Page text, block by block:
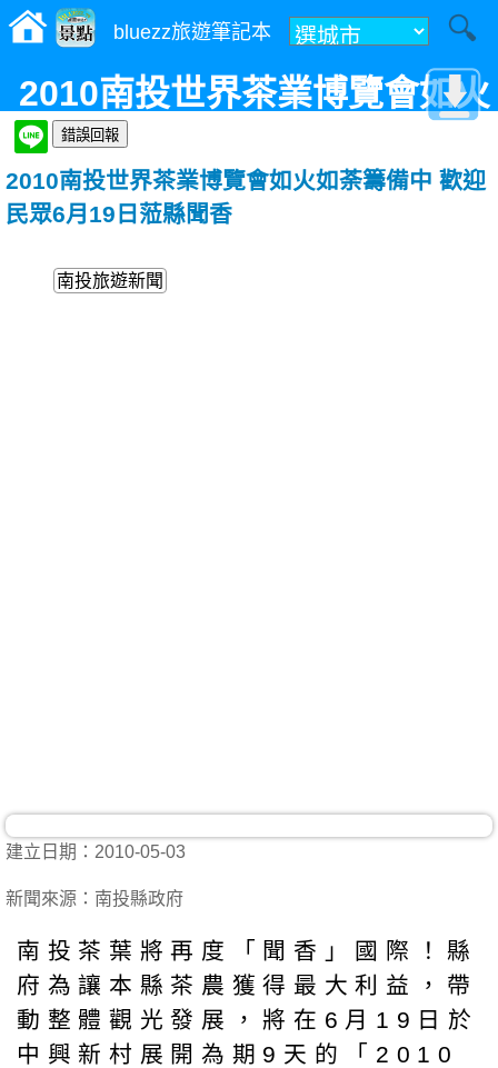
bluezz旅遊筆記本
2010南投世界茶業博覽會如火
如荼籌備中 歡迎民眾6月19日
蒞縣聞香
2010南投世界茶業博覽會如火如荼籌備中 歡迎
民眾6月19日蒞縣聞香
南投旅遊新聞
建立日期：2010-05-03
新聞來源：南投縣政府
南投茶葉將再度「聞香」國際！縣
府為讓本縣茶農獲得最大利益，帶
動整體觀光發展，將在6月19日於
中興新村展開為期9天的「2010